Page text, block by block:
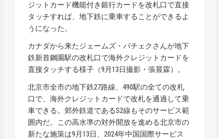
ジットカード機能付き銀行カードを改札口で直接
タッチすれば、地下鉄に乗車することができるよ
うになった。
カナダから来たジェームズ・パチェクさんが地下
鉄新首鋼園駅の改札口で海外クレジットカードを
直接タッチする様子（9月13日撮影・張晨霖）。
北京市全市の地下鉄27路線、490駅の全ての改札
口で、海外クレジットカードで改札を通過して乗
車できる。郊外鉄道であるS2線もそのサービス範
囲内だ。この高水準の対外開放を進める北京市の
新たな施策は9月13日、2024年中国国際サービス